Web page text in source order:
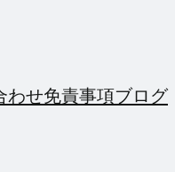
わせ免責事項ブログ